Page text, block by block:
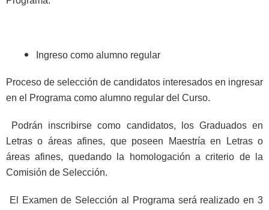
Ingreso como alumno regular
Proceso de selección de candidatos interesados en ingresar
en el Programa como alumno regular del Curso.
Podrán inscribirse como candidatos, los Graduados en
Letras o áreas afines, que poseen Maestría en Letras o
áreas afines, quedando la homologación a criterio de la
Comisión de Selección.
El Examen de Selección al Programa será realizado en 3